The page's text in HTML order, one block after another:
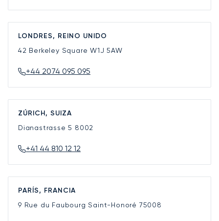
LONDRES, REINO UNIDO
42 Berkeley SquareW1J 5AW
+44 2074 095 095
ZÚRICH, SUIZA
Dianastrasse 5 8002
+41 44 810 12 12
PARÍS, FRANCIA
9 Rue du Faubourg Saint-Honoré 75008